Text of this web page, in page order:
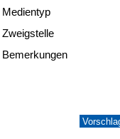
Medientyp
Zweigstelle
Bemerkungen